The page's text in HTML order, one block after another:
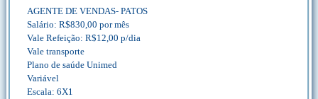
AGENTE DE VENDAS- PATOS
Salário: R$830,00 por mês
Vale Refeição: R$12,00 p/dia
Vale transporte
Plano de saúde Unimed
Variável
Escala: 6X1